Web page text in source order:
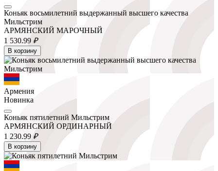
Коньяк восьмилетний выдержанный высшего качества
Мильстрим
АРМЯНСКИЙ МАРОЧНЫЙ
1 530.99 ₽
В корзину
Армения
Новинка
Коньяк пятилетний Мильстрим
АРМЯНСКИЙ ОРДИНАРНЫЙ
1 230.99 ₽
В корзину